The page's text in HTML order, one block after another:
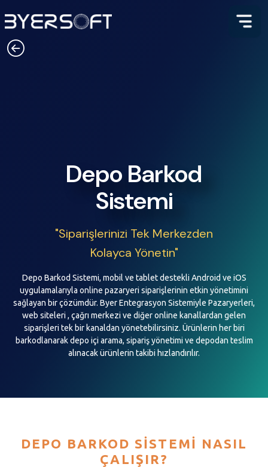
Depo Barkod Sistemi - Depo
Depo Barkod
Sistemi
"Siparişlerinizi Tek Merkezden
Kolayca Yönetin"
Depo Barkod Sistemi, mobil ve tablet destekli Android ve iOS
uygulamalarıyla online pazaryeri siparişlerinin etkin yönetimini
sağlayan bir çözümdür. Byer Entegrasyon Sistemiyle Pazaryerleri,
web siteleri , çağrı merkezi ve diğer online kanallardan gelen
siparişleri tek bir kanaldan yönetebilirsiniz. Ürünlerin her biri
barkodlanarak depo içi arama, sipariş yönetimi ve depodan teslim
alınacak ürünlerin takibi hızlandırılır.
DEPO BARKOD SISTEMI NASIL
ÇALIŞIR?